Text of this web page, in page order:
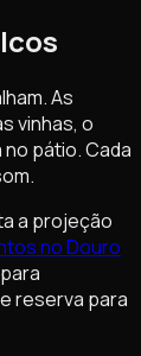
As
vinhas, o
pátio. Cada
a projeção
no Douro
reserva para